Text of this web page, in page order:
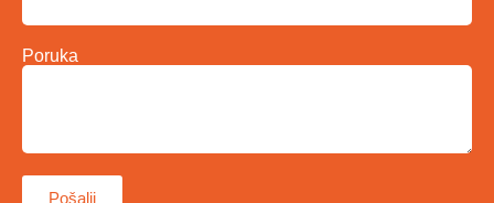
Poruka
Pošalji